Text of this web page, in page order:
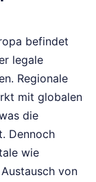
befindet
legale
Regionale
mit globalen
die
Dennoch
wie
von